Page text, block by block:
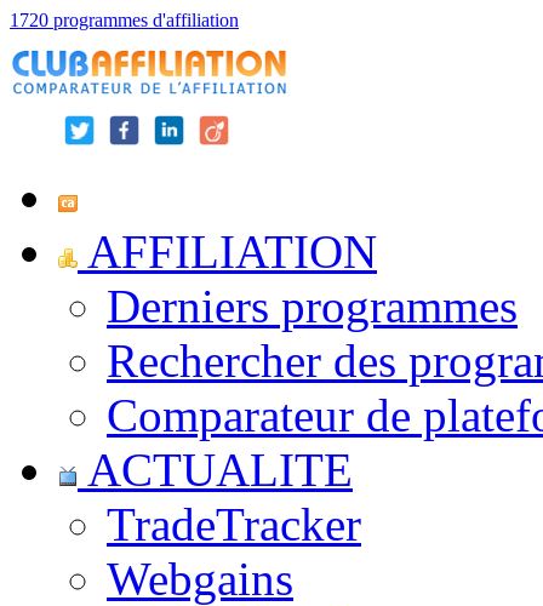
1720 programmes d'affiliation
AFFILIATION
Derniers programmes
Rechercher des
Comparateur de
ACTUALITE
TradeTracker
Webgains